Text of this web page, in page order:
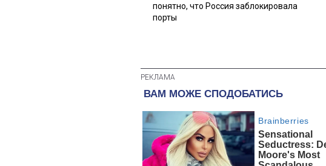
понятно, что Россия заблокировала
порты